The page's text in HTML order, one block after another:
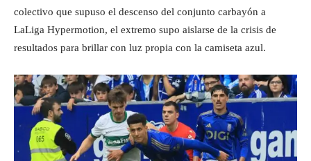
colectivo que supuso el descenso del conjunto carbayón a
LaLiga Hypermotion, el extremo supo aislarse de la crisis de
resultados para brillar con luz propia con la camiseta azul.